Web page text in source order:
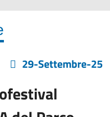
29-Settembre-25